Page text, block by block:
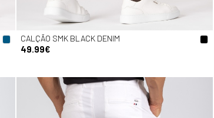
CALÇÃO SMK BLACK DENIM
49.99€